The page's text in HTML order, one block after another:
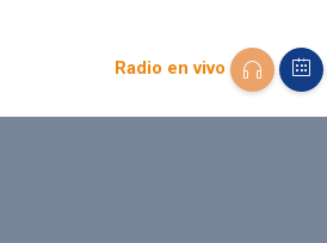
Radio en vivo